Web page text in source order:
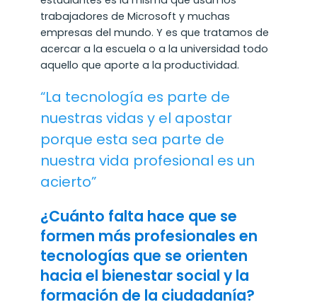
trabajadores de Microsoft y muchas
empresas del mundo. Y es que tratamos de
acercar a la escuela o a la universidad todo
aquello que aporte a la productividad.
“La tecnología es parte de
nuestras vidas y el apostar
porque esta sea parte de
nuestra vida profesional es un
acierto”
¿Cuánto falta hace que se
formen más profesionales en
tecnologías que se orienten
hacia el bienestar social y la
formación de la ciudadanía?